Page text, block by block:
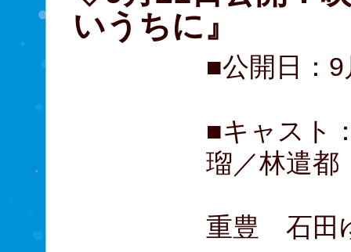
いうちに』
■公開日：
■キャスト
瑠／林遣
重豊 石田